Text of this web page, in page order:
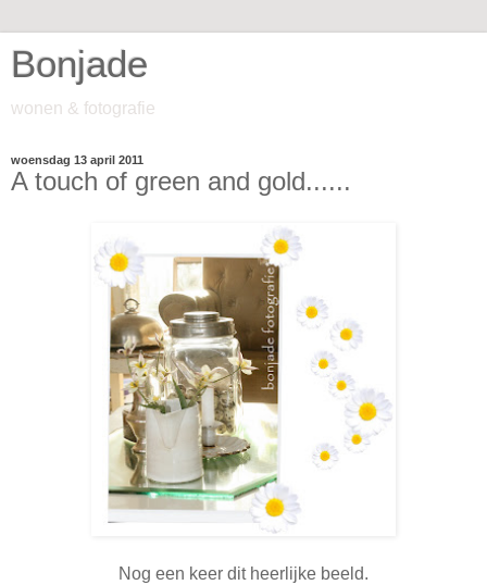
Bonjade
wonen & fotografie
woensdag 13 april 2011
A touch of green and gold......
Nog een keer dit heerlijke beeld.